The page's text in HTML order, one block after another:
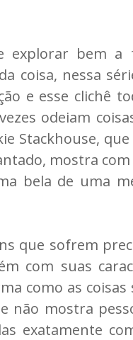
explorar bem a
coisa, nessa
e esse clichê
odeiam
Stackhouse,
mostra
bela de uma
que sofrem
com suas
como as
não mostra
exatamente